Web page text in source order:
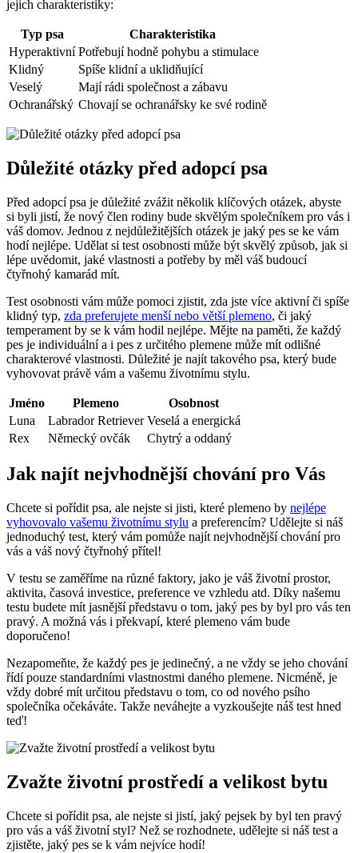
jejich charakteristiky:
Typ psa
Charakteristika
Hyperaktivní Potřebují hodně pohybu a stimulace
Klidný
Spíše klidní a uklidňující
Veselý
Mají rádi společnost a zábavu
Ochranářský Chovají se ochranářsky ke své rodině
Důležité otázky před adopcí psa
Před adopcí psa je důležité zvážit několik klíčových otázek, abyste
si byli jistí, že nový člen rodiny bude skvělým společníkem pro vás i
váš domov. Jednou z nejdůležitějších otázek je jaký pes se ke vám
hodí nejlépe. Udělat si test osobnosti může být skvělý způsob, jak si
lépe uvědomit, jaké vlastnosti a potřeby by měl váš budoucí
čtyřnohý kamarád mít.
Test osobnosti vám může pomoci zjistit, zda jste více aktivní či spíše
klidný typ, zda preferujete menší nebo větší plemeno, či jaký
temperament by se k vám hodil nejlépe. Mějte na paměti, že každý
pes je individuální a i pes z určitého plemene může mít odlišné
charakterové vlastnosti. Důležité je najít takového psa, který bude
vyhovovat právě vám a vašemu životnímu stylu.
Jméno Plemeno
Osobnost
Luna
Labrador Retriever Veselá a energická
Rex
Německý ovčák Chytrý a oddaný
Jak najít nejvhodnější chování pro Vás
Chcete si pořídit psa, ale nejste si jisti, které plemeno by nejlépe
vyhovovalo vašemu životnímu stylu a preferencím? Udělejte si náš
jednoduchý test, který vám pomůže najít nejvhodnější chování pro
vás a váš nový čtyřnohý přítel!
V testu se zaměříme na různé faktory, jako je váš životní prostor,
aktivita, časová investice, preference ve vzhledu atd. Díky našemu
testu budete mít jasnější představu o tom, jaký pes by byl pro vás ten
pravý. A možná vás i překvapí, které plemeno vám bude
doporučeno!
Nezapomeňte, že každý pes je jedinečný, a ne vždy se jeho chování
řídí pouze standardními vlastnostmi daného plemene. Nicméně, je
vždy dobré mít určitou představu o tom, co od nového psího
společníka očekáváte. Takže neváhejte a vyzkoušejte náš test hned
teď!
Zvažte životní prostředí a velikost bytu
Chcete si pořídit psa, ale nejste si jistí, jaký pejsek by byl ten pravý
pro vás a váš životní styl? Než se rozhodnete, udělejte si náš test a
zjistěte, jaký pes se k vám nejvíce hodí!